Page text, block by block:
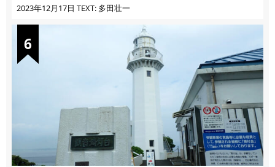
2023年12月17日 TEXT: 多田壮一